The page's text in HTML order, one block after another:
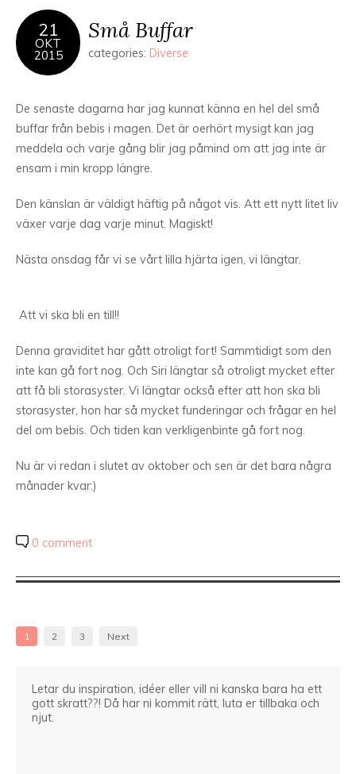
21
OKT
2015
Små Buffar
categories: Diverse
De senaste dagarna har jag kunnat känna en hel del små
buffar från bebis i magen. Det är oerhört mysigt kan jag
meddela och varje gång blir jag påmind om att jag inte är
ensam i min kropp längre.
Den känslan är väldigt häftig på något vis. Att ett nytt litet liv
växer varje dag varje minut. Magiskt!
Nästa onsdag får vi se vårt lilla hjärta igen, vi längtar.
Att vi ska bli en till!!
Denna graviditet har gått otroligt fort! Sammtidigt som den
inte kan gå fort nog. Och Siri längtar så otroligt mycket efter
att få bli storasyster. Vi längtar också efter att hon ska bli
storasyster, hon har så mycket funderingar och frågar en hel
del om bebis. Och tiden kan verkligenbinte gå fort nog.
Nu är vi redan i slutet av oktober och sen är det bara några
månader kvar:)
0 comment
1 2 3 Next
Letar du inspiration, idéer eller vill ni kanska bara ha ett
gott skratt??! Då har ni kommit rätt, luta er tillbaka och
njut.